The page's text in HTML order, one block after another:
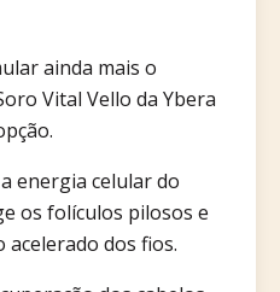
ainda mais o
Vital Vello da Ybera
energia celular do
os folículos pilosos e
dos fios.